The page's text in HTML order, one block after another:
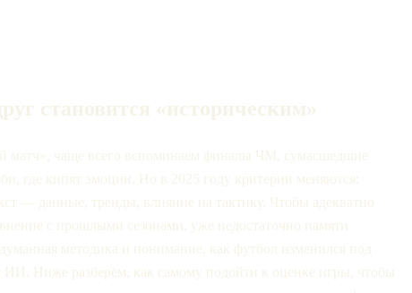
становится «историческим»
матч», чаще всего вспоминаем финалы ЧМ, сумасшедшие
где кипят эмоции. Но в 2025 году критерии меняются:
— данные, тренды, влияние на тактику. Чтобы адекватно
с прошлыми сезонами, уже недостаточно памяти
методика и понимание, как футбол изменился под
ИИ. Ниже разберём, как самому подойти к оценке игры, чтобы